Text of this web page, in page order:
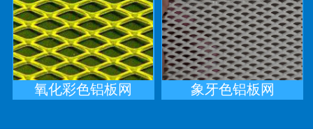
氧化彩色铝板网 象牙色铝板网